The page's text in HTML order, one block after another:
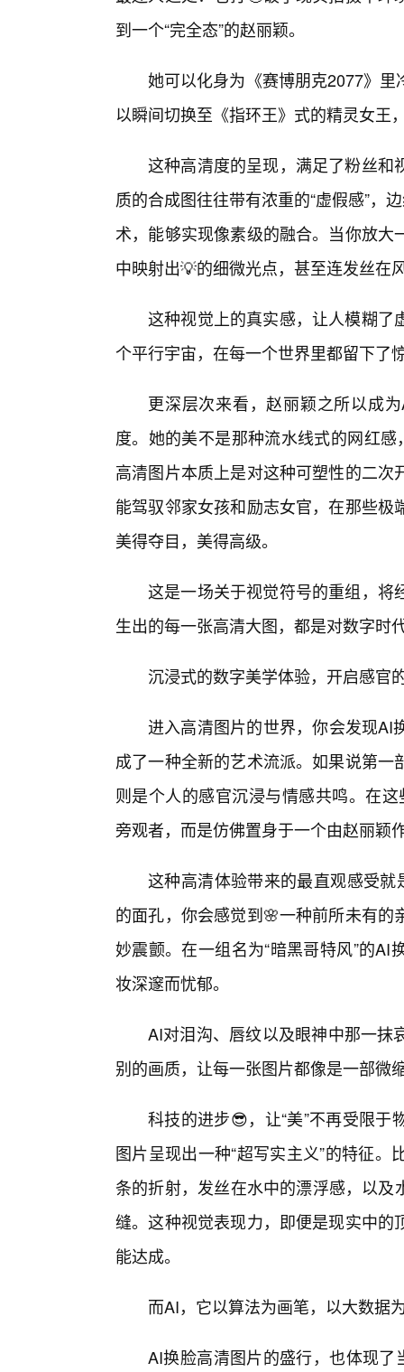
到一个“完全态”的赵丽颖。
她可以化身为《赛博朋克2077》
以瞬间切换至《指环王》式的精灵女王
这种高清度的呈现，满足了粉丝和
质的合成图往往带有浓重的“虚假感”，
术，能够实现像素级的融合。当你放
中映射出💡的细微光点，甚至连发丝在
这种视觉上的真实感，让人模糊了
个平行宇宙，在每一个世界里都留下了
更深层次来看，赵丽颖之所以成
度。她的美不是那种流水线式的网红
高清图片本质上是对这种可塑性的二
能驾驭邻家女孩和励志女官，在那些
美得夺目，美得高级。
这是一场关于视觉符号的重组，将
生出的每一张高清大图，都是对数字时
沉浸式的数字美学体验，开启感官
进入高清图片的世界，你会发现AI
成了一种全新的艺术流派。如果说第
则是个人的感官沉浸与情感共鸣。在
旁观者，而是仿佛置身于一个由赵丽颖
这种高清体验带来的最直观感受就
的面孔，你会感觉到🌸一种前所未有
妙震颤。在一组名为“暗黑哥特风”的
妆深邃而忧郁。
AI对泪沟、唇纹以及眼神中那一抹
别的画质，让每一张图片都像是一部微
科技的进步😎，让“美”不再受限
图片呈现出一种“超写实主义”的特征
条的折射，发丝在水中的漂浮感，以
缝。这种视觉表现力，即便是现实中
能达成。
而AI，它以算法为画笔，以大数据
AI换脸高清图片的盛行，也体现了